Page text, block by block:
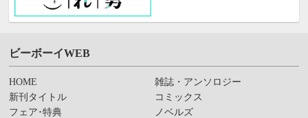
ビーボーイWEB
HOME
新刊タイトル
フェア･特典
雑誌・アンソロジー
コミックス
ノベルズ